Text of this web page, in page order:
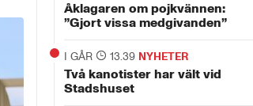
Åklagaren om pojkvännen:
”Gjort vissa medgivanden”
I GÅR 13.39 NYHETER
Två kanotister har vält vid
Stadshuset